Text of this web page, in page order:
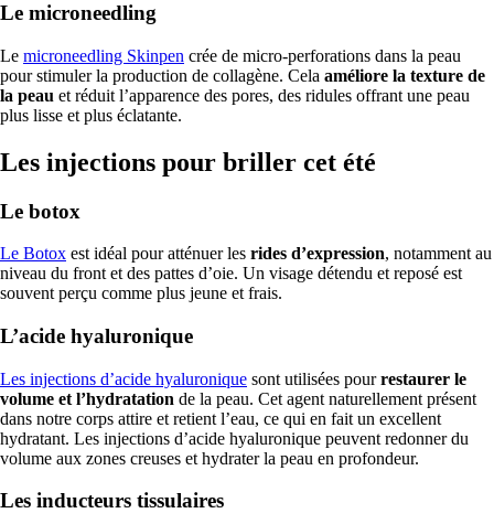
Le microneedling
Le microneedling Skinpen crée de micro-perforations dans la peau
pour stimuler la production de collagène. Cela améliore la texture de
la peau et réduit l’apparence des pores, des ridules offrant une peau
plus lisse et plus éclatante.
Les injections pour briller cet été
Le botox
Le Botox est idéal pour atténuer les rides d’expression, notamment au
niveau du front et des pattes d’oie. Un visage détendu et reposé est
souvent perçu comme plus jeune et frais.
L’acide hyaluronique
Les injections d’acide hyaluronique sont utilisées pourrestaurer le
volume et l’hydratation de la peau. Cet agent naturellement présent
dans notre corps attire et retient l’eau, ce qui en fait un excellent
hydratant. Les injections d’acide hyaluronique peuvent redonner du
volume aux zones creuses et hydrater la peau en profondeur.
Les inducteurs tissulaires